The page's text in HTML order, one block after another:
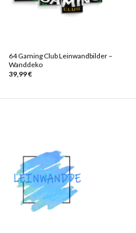
64 Gaming Club Leinwandbilder –
Wanddeko
39,99€